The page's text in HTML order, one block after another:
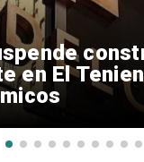
en El